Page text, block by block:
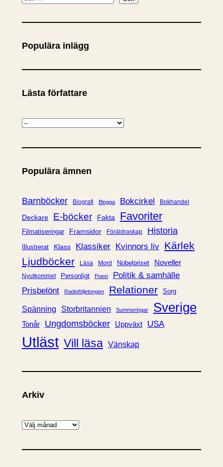
k
Populära inlägg
Lästa författare
K
t
g
r
i
Populära ämnen
Barnböcker Biografi Blogga Bokcirkel Bokhandel
Deckare E-böcker Fakta Favoriter
Filmatiseringar Framsidor Föräldraskap Historia
Illustrerat Klass Klassiker Kvinnors liv Kärlek
Ljudböcker
Läsa Mord Nobelpriset Noveller
Nyutkommet Personligt Poesi
Politik & samhälle
Prisbelönt
Radioföljetongen Relationer Sorg
Spänning Storbritannien Summeringar Sverige
Tonår Ungdomsböcker Uppväxt USA
Utläst Vill läsa Vänskap
Arkiv
A
k